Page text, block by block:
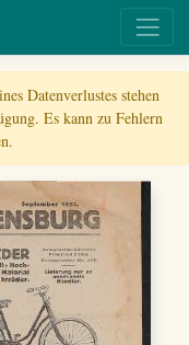
Datenverlustes stehen
Es kann zu Fehlern